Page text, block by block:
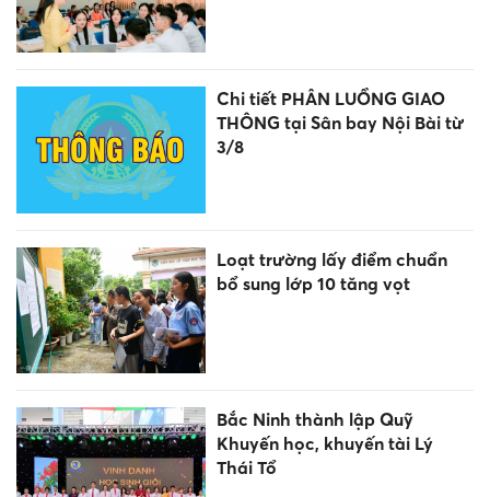
Chi tiết PHÂN LUỒNG GIAO
THÔNG tại Sân bay Nội Bài từ
3/8
Loạt trường lấy điểm chuẩn
bổ sung lớp 10 tăng vọt
Bắc Ninh thành lập Quỹ
Khuyến học, khuyến tài Lý
Thái Tổ